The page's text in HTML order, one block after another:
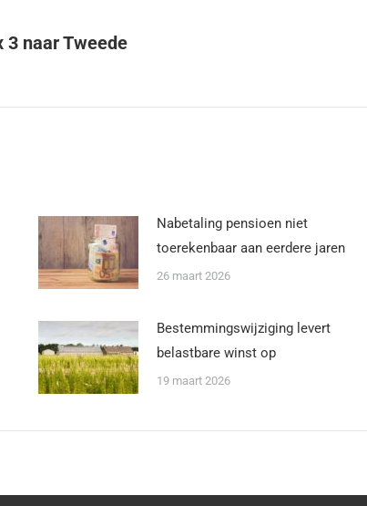
naar Tweede
Nabetaling pensioen niet
toerekenbaar aan eerdere jaren
26 maart 2026
Bestemmingswijziging levert
belastbare winst op
19 maart 2026